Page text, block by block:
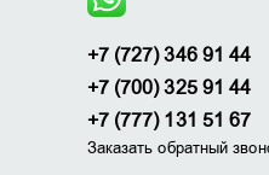
+7 (727) 346 91 44
+7 (700) 325 91 44
+7 (777) 131 51 67
Заказать обратный